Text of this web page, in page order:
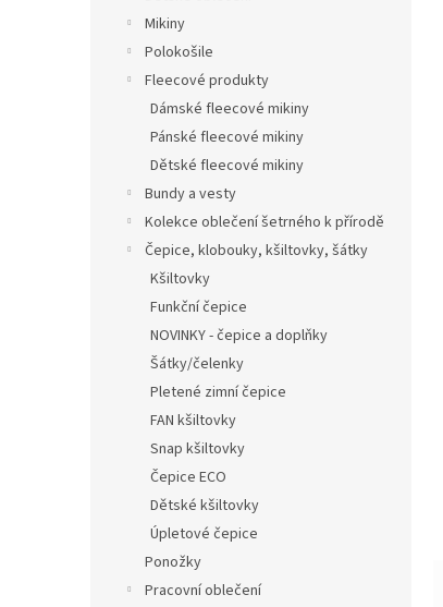
Mikiny
Polokošile
Fleecové produkty
Dámské fleecové mikiny
Pánské fleecové mikiny
Dětské fleecové mikiny
Bundy a vesty
Kolekce oblečení šetrného k přírodě
Čepice, klobouky, kšiltovky, šátky
Kšiltovky
Funkční čepice
NOVINKY - čepice a doplňky
Šátky/čelenky
Pletené zimní čepice
FAN kšiltovky
Snap kšiltovky
Čepice ECO
Dětské kšiltovky
Úpletové čepice
Ponožky
Pracovní oblečení